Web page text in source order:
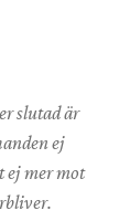
slutad är
ej
ej mer mot